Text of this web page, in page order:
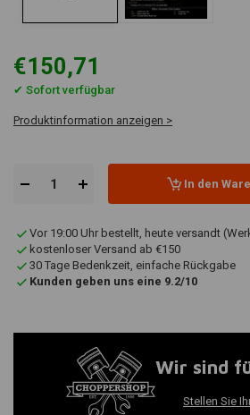
€150,71
✔ Sofort verfügbar
Produktinformation anzeigen >
In den
Vor 19:00 Uhr bestellt, heute versandt
kostenloser Versand ab €150
30 Tage Bedenkzeit, einfache Rückgabe
Kunden geben uns eine 9.2/10
Wir sind
Stellen Sie